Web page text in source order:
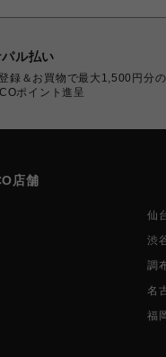
ル払い
録＆お買物で最大1,500円分の
ポイント進呈
店舗
仙
渋
調
名
福